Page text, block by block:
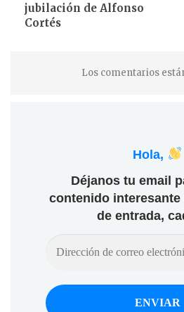
jubilación de Alfonso
Cortés
Los comentarios
Hola,
Déjanos tu email
contenido interesante
de entrada,